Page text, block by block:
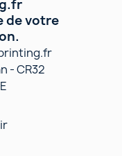
de votre
- CR32